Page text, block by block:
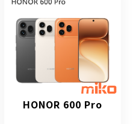
HONOR 600 Pro